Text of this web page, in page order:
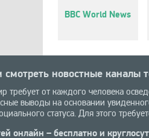
BBC World News
новостные каналы
требует от каждого человека
выводы на основании
статуса. Для этого
онлайн – бесплатно и